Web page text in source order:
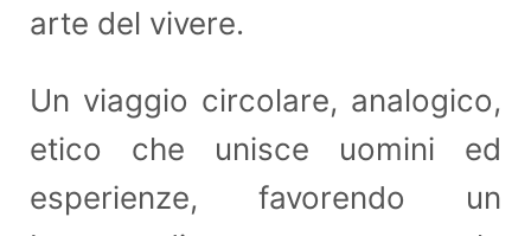
arte del vivere.
Un viaggio circolare, analogico,
etico che unisce uomini ed
esperienze, favorendo un